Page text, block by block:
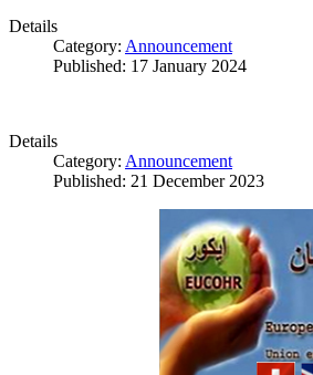
Details
Category: Announcement
Published: 17 January 2024
Details
Category: Announcement
Published: 21 December 2023